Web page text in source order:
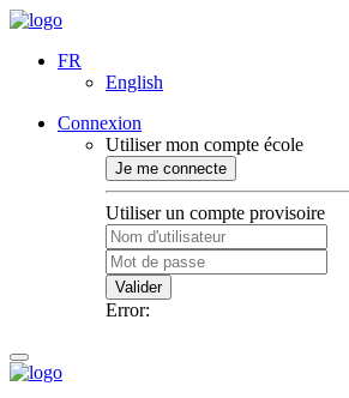
FR
English
Connexion
Utiliser mon compte école
Je me connecte
Utiliser un compte provisoire
Valider
Error: